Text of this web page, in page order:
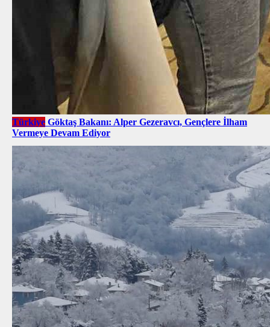
Türkiye Göktaş Bakanı: Alper Gezeravcı, Gençlere İlham
Vermeye Devam Ediyor